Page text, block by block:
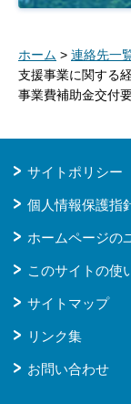
ホーム > 連絡先一
支援事業に関する
事業費補助金交付要
サイトポリシー
個人情報保護指
ホームページの
このサイトの使
サイトマップ
リンク集
お問い合わせ